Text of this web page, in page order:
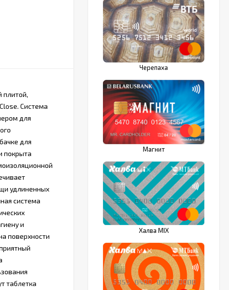
плитой,
Система
для
для
покрыта
удлиненных
система
и
поверхности
таблетка
Черепаха
Магнит
Халва MIX